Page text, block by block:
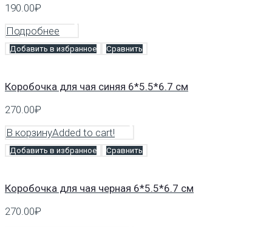
190.00₽
Подробнее
Добавить в избранное Сравнить
Коробочка для чая синяя 6*5.5*6.7 см
270.00₽
В корзинуAdded to cart!
Добавить в избранное Сравнить
Коробочка для чая черная 6*5.5*6.7 см
270.00₽